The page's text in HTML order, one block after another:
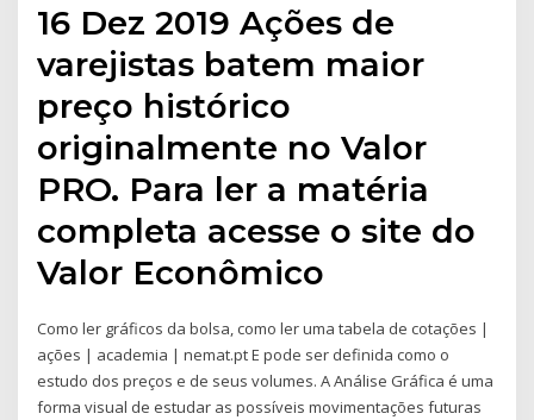
16 Dez 2019 Ações de
varejistas batem maior
preço histórico
originalmente no Valor
PRO. Para ler a matéria
completa acesse o site do
Valor Econômico
Como ler gráficos da bolsa, como ler uma tabela de cotações |
ações | academia | nemat.pt E pode ser definida como o
estudo dos preços e de seus volumes. A Análise Gráfica é uma
forma visual de estudar as possíveis movimentações futuras